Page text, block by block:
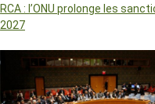
RCA : l’ONU prolonge les
2027